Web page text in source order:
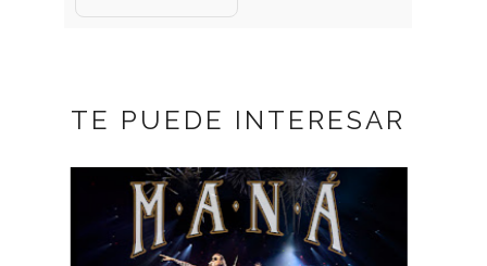
TE PUEDE INTERESAR